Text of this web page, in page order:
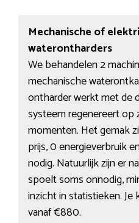
Mechanische of
waterontharders
We behandelen 2
mechanische
ontharder werkt met de
systeem regenereert op
momenten. Het gemak
prijs, 0 energieverbruik
nodig. Natuurlijk zijn er
spoelt soms onnodig,
inzicht in statistieken. Je
vanaf €880.